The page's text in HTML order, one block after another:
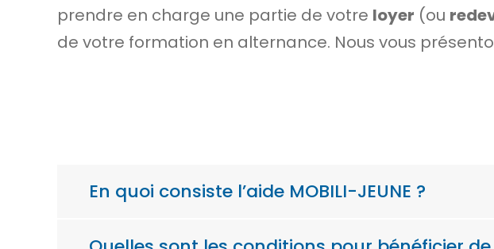
prendre en charge une partie de votre loyer (ou
de votre formation en alternance. Nous vous
En quoi consiste l’aide MOBILI-JEUNE ?